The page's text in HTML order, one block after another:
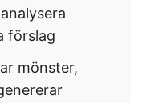
förslag
mönster,